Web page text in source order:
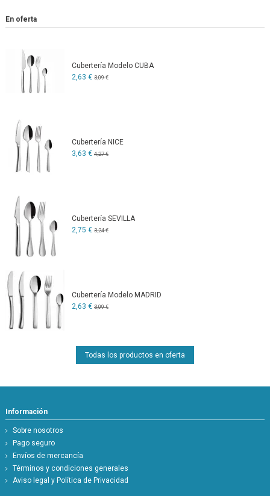
En oferta
Cubertería Modelo CUBA
2,63 € 3,09 €
Cubertería NICE
3,63 € 4,27 €
Cubertería SEVILLA
2,75 € 3,24 €
Cubertería Modelo MADRID
2,63 € 3,09 €
Todas los productos en oferta
Información
Sobre nosotros
Pago seguro
Envíos de mercancía
Términos y condiciones generales
Aviso legal y Política de Privacidad